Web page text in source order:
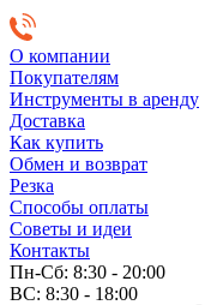
О компании
Покупателям
Инструменты в аренду
Доставка
Как купить
Обмен и возврат
Резка
Способы оплаты
Советы и идеи
Контакты
Пн-Сб: 8:30 - 20:00
ВС: 8:30 - 18:00